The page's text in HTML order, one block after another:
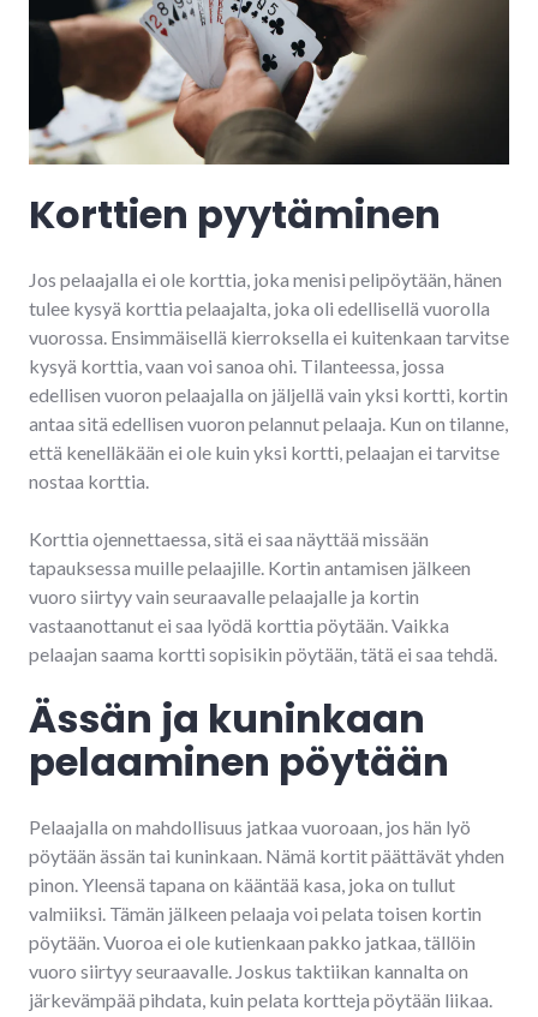
Korttien pyytäminen
Jos pelaajalla ei ole korttia, joka menisi pelipöytään, hänen
tulee kysyä korttia pelaajalta, joka oli edellisellä vuorolla
vuorossa. Ensimmäisellä kierroksella ei kuitenkaan tarvitse
kysyä korttia, vaan voi sanoa ohi. Tilanteessa, jossa
edellisen vuoron pelaajalla on jäljellä vain yksi kortti, kortin
antaa sitä edellisen vuoron pelannut pelaaja. Kun on tilanne,
että kenelläkään ei ole kuin yksi kortti, pelaajan ei tarvitse
nostaa korttia.
Korttia ojennettaessa, sitä ei saa näyttää missään
tapauksessa muille pelaajille. Kortin antamisen jälkeen
vuoro siirtyy vain seuraavalle pelaajalle ja kortin
vastaanottanut ei saa lyödä korttia pöytään. Vaikka
pelaajan saama kortti sopisikin pöytään, tätä ei saa tehdä.
Ässän ja kuninkaan
pelaaminen pöytään
Pelaajalla on mahdollisuus jatkaa vuoroaan, jos hän lyö
pöytään ässän tai kuninkaan. Nämä kortit päättävät yhden
pinon. Yleensä tapana on kääntää kasa, joka on tullut
valmiiksi. Tämän jälkeen pelaaja voi pelata toisen kortin
pöytään. Vuoroa ei ole kutienkaan pakko jatkaa, tällöin
vuoro siirtyy seuraavalle. Joskus taktiikan kannalta on
järkevämpää pihdata, kuin pelata kortteja pöytään liikaa.